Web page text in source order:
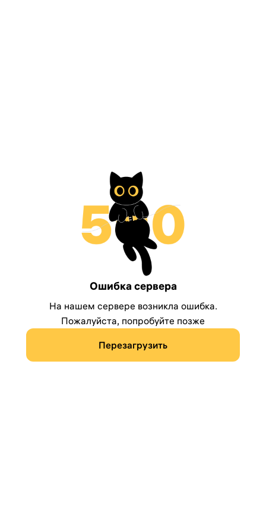
Ошибка сервера
На нашем сервере возникла ошибка.
Пожалуйста, попробуйте позже
Перезагрузить